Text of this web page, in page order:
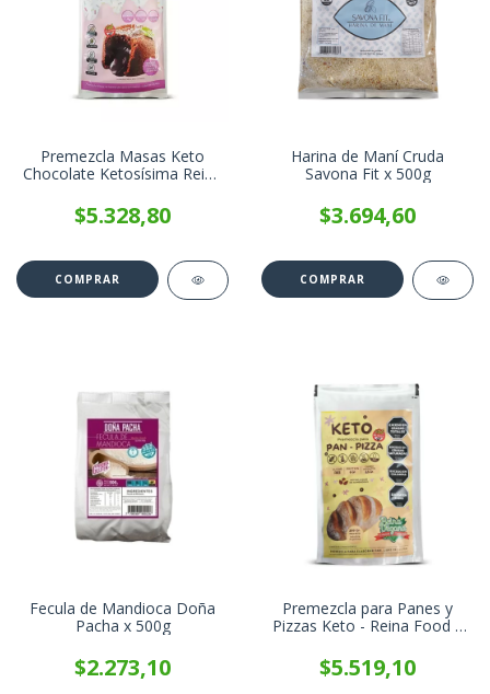
Premezcla Masas Keto
Chocolate Ketosísima Reina
$5.328,80
Harina de Maní Cruda
Savona Fit x 500g
$3.694,60
Fecula de Mandioca Doña
Pacha x 500g
$2.273,10
Premezcla para Panes y
Pizzas Keto - Reina Food x
$5.519,10